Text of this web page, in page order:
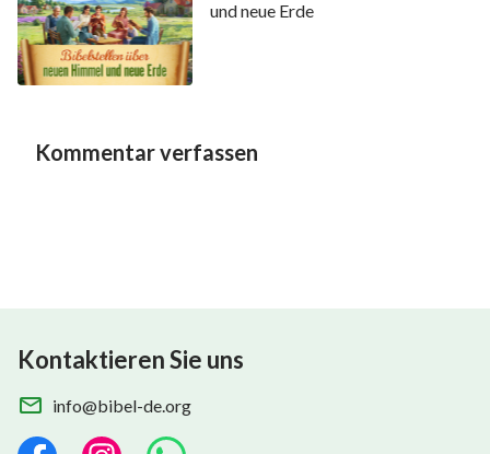
und neue Erde
Kommentar verfassen
Kontaktieren Sie uns
info@bibel-de.org